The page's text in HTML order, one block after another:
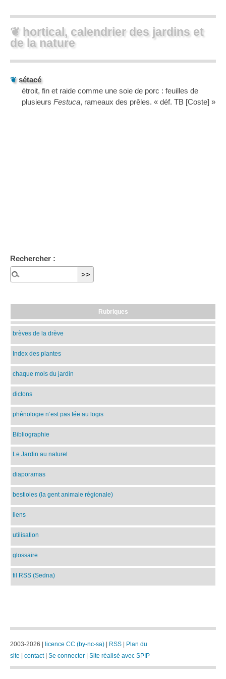
❦ hortical, calendrier des jardins et
de la nature
❦sétacé
étroit, fin et raide comme une soie de porc : feuilles de
plusieurs Festuca, rameaux des prêles. « déf. TB [Coste] »
Rechercher :
Rubriques
brèves de la drève
Index des plantes
chaque mois du jardin
dictons
phénologie n’est pas fée au logis
Bibliographie
Le Jardin au naturel
diaporamas
bestioles (la gent animale régionale)
liens
utilisation
glossaire
fil RSS (Sedna)
2003-2026 | licence CC (by-nc-sa) | RSS | Plan du
site | contact| Se connecter | Site réalisé avec SPIP